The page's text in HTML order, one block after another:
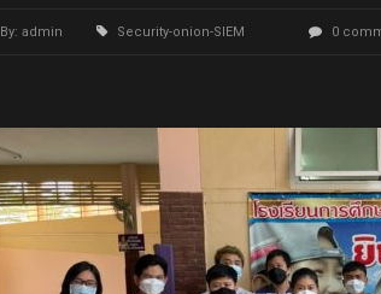
By: admin Security-onion-SIEM 0